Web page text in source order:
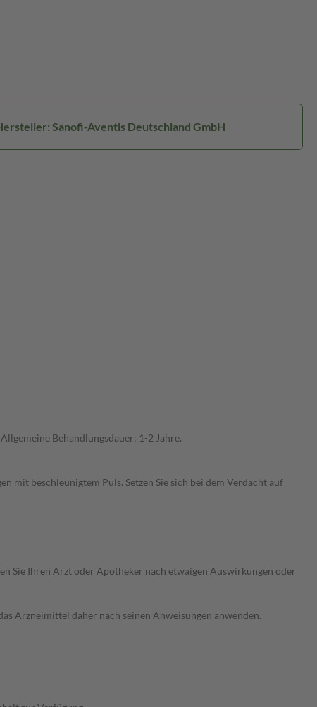
Sanofi-Aventis Deutschland GmbH
Behandlungsdauer: 1-2 Jahre.
mit beschleunigtem Puls. Setzen Sie sich bei dem Verdacht auf
Sie Ihren Arzt oder Apotheker nach etwaigen Auswirkungen oder
Arzneimittel daher nach seinen Anweisungen anwenden.